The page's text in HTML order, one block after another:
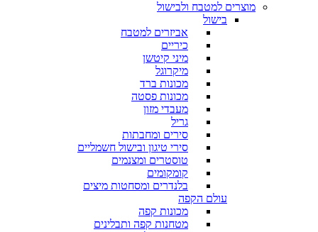
מוצרים למטבח ולבישול
בישול
אביזרים למטבח
כיריים
מיני קיטשן
מיקרוגל
מכונות ברד
מכונות פסטה
מעבדי מזון
גריל
סירים ומחבתות
סירי טיגון ובישול חשמליים
טוסטרים ומצנמים
קומקומים
בלנדרים ומסחטות מיצים
עולם הקפה
מכונות קפה
מטחנות קפה ותבלינים